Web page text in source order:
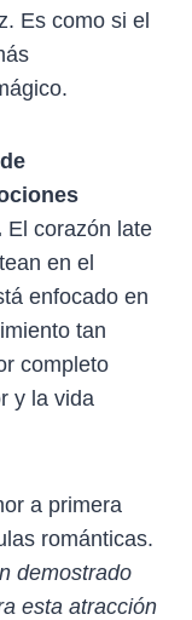
Es como si el
El corazón late
en el
enfocado en
tan
completo
y la vida
a primera
románticas.
demostrado
esta atracción